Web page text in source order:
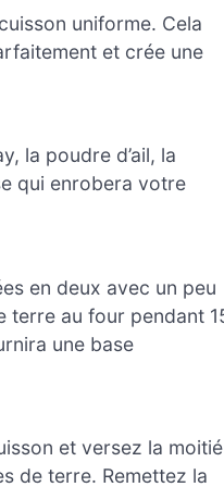
uniforme. Cela
et crée une
la poudre d’ail, la
qui enrobera votre
en deux avec un peu
terre au four pendant
une base
et versez la moitié
de terre. Remettez la